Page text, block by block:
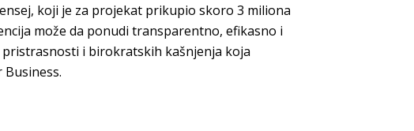
koji je za projekat prikupio skoro 3 miliona
može da ponudi transparentno, efikasno i
i birokratskih kašnjenja koja